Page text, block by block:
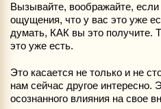
Вызывайте, воображайте, если
ощущения, что у вас это уже
думать, КАК вы это получите.
это уже есть.
Это касается не только и не
нам сейчас другое интересно.
осознанного влияния на свое